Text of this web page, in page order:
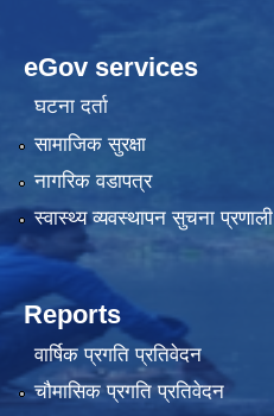
eGov services
घटना दर्ता
सामाजिक सुरक्षा
नागरिक वडापत्र
स्वास्थ्य व्यवस्थापन सुचना प्रणाली
Reports
वार्षिक प्रगति प्रतिवेदन
चौमासिक प्रगति प्रतिवेदन